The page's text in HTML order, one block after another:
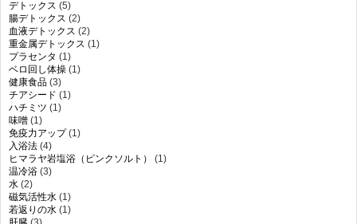
デトックス (5)
腸デトックス (2)
血液デトックス (2)
重金属デトックス (1)
プラセンタ (1)
ベロ回し体操 (1)
健康食品 (3)
チアシード (1)
ハチミツ (1)
味噌 (1)
免疫力アップ(1)
入浴法 (4)
ヒマラヤ岩塩浴（ピンクソルト）
(1)
温冷浴 (3)
水 (2)
磁気活性水 (1)
若返りの水 (1)